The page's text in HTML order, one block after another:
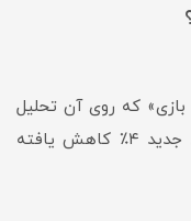
که روی آن تحلیل
ساخته می‌شود.مثال: «نرخ تبدیل کمپین جدید ۴٪ کاهش یافته